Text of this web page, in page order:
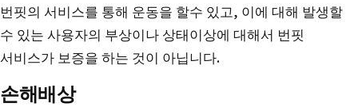
번핏의 서비스를 통해 운동을 할수 있고, 이에 대해 발생할
수 있는 사용자의 부상이나 상태이상에 대해서 번핏
서비스가 보증을 하는 것이 아닙니다.
손해배상